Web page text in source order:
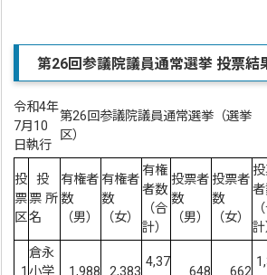
第26回参議院議員通常選挙 投票結
令和4年
7月10
日執行
第26回参議院議員通常選挙（選挙
区）
投
票
区
投
票 所
名
有権者
数
（男）
有権者
数
（女）
有権
者数
（合
計）
投票者
数
（男）
投票者
数
（女）
計
1
倉永
小学
1,988 2,383
4,37
648 662